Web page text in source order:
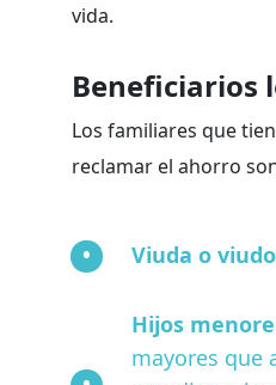
vida.
Beneficiarios
Los familiares que
reclamar el ahorro
Viuda o
Hijos
mayores que